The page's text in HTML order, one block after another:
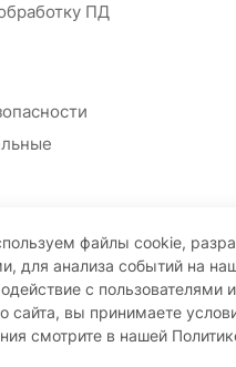
ПД
файлы cookie,
для анализа событий на
с
сайта, вы принимаете
смотрите в нашей